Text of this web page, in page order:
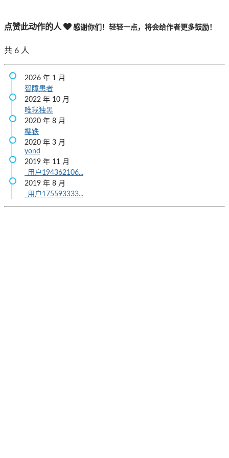
点赞此动作的人 感谢你们！轻轻一点，将会给作者更多鼓励！
共 6 人
2026 年 1 月
智障患者
2022 年 10 月
唯我独黑
2020 年 8 月
樱铁
2020 年 3 月
yond
2019 年 11 月
_用户194362106...
2019 年 8 月
_用户175593333...